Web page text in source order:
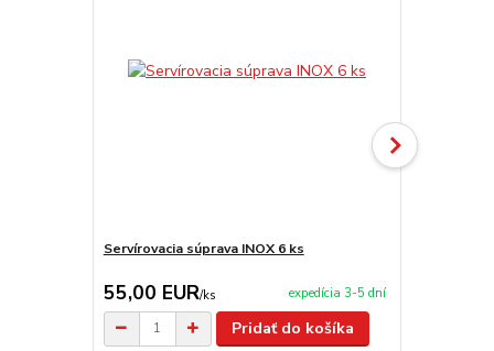
Servírovacia súprava INOX 6 ks
55,00 EUR/ks expedícia 3-5 dní
Pridať do košíka